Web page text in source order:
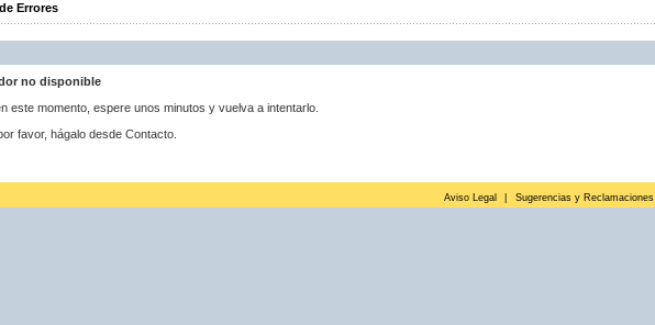
Errores
no disponible
este momento, espere unos minutos y vuelva a intentarlo.
favor, hágalo desde Contacto.
Aviso Legal Sugerencias y Reclamaciones